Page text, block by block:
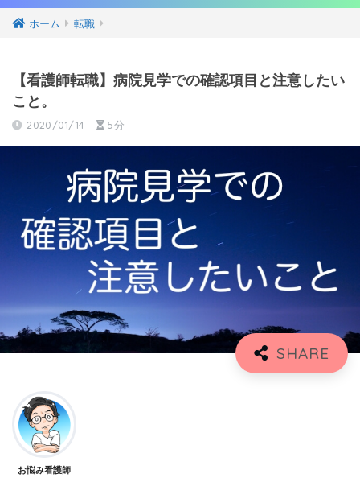
ホーム 転職
【看護師転職】病院見学での確認項目と注意したい
こと。
2020/01/14 5分
お悩み看護師